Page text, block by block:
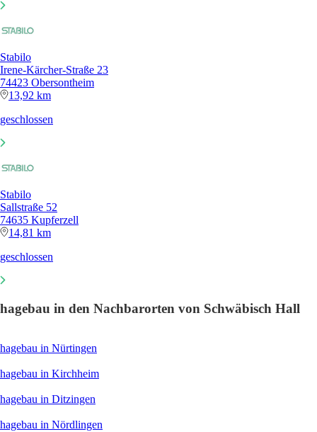
Stabilo
Irene-Kärcher-Straße 23
74423 Obersontheim
13,92 km
geschlossen
Stabilo
Sallstraße 52
74635 Kupferzell
14,81 km
geschlossen
hagebau in den Nachbarorten von Schwäbisch Hall
hagebau in Nürtingen
hagebau in Kirchheim
hagebau in Ditzingen
hagebau in Nördlingen